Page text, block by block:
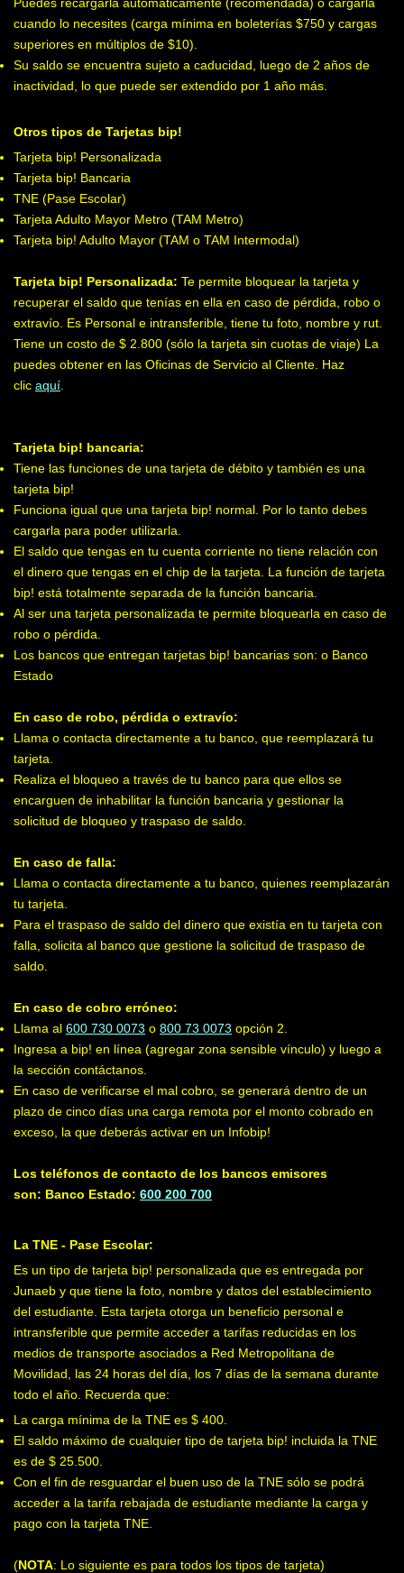
cuando lo necesites (carga mínima en boleterías $750 y cargas
superiores en múltiplos de $10).
Su saldo se encuentra sujeto a caducidad, luego de 2 años de
inactividad, lo que puede ser extendido por 1 año más.
Otros tipos de Tarjetas bip!
Tarjeta bip! Personalizada
Tarjeta bip! Bancaria
TNE (Pase Escolar)
Tarjeta Adulto Mayor Metro (TAM Metro)
Tarjeta bip! Adulto Mayor (TAM o TAM Intermodal)
Tarjeta bip! Personalizada: Te permite bloquear la tarjeta y
recuperar el saldo que tenías en ella en caso de pérdida, robo o
extravío. Es Personal e intransferible, tiene tu foto, nombre y rut.
Tiene un costo de $ 2.800 (sólo la tarjeta sin cuotas de viaje) La
puedes obtener en las Oficinas de Servicio al Cliente. Haz
clic aquí
Tarjeta bip! bancaria:
Tiene las funciones de una tarjeta de débito y también es una
tarjeta bip!
Funciona igual que una tarjeta bip! normal. Por lo tanto debes
cargarla para poder utilizarla.
El saldo que tengas en tu cuenta corriente no tiene relación con
el dinero que tengas en el chip de la tarjeta. La función de tarjeta
bip! está totalmente separada de la función bancaria.
Al ser una tarjeta personalizada te permite bloquearla en caso de
robo o pérdida.
Los bancos que entregan tarjetas bip! bancarias son: o Banco
Estado
En caso de robo, pérdida o extravío:
Llama o contacta directamente a tu banco, que reemplazará tu
tarjeta.
Realiza el bloqueo a través de tu banco para que ellos se
encarguen de inhabilitar la función bancaria y gestionar la
solicitud de bloqueo y traspaso de saldo.
En caso de falla:
Llama o contacta directamente a tu banco, quienes reemplazarán
tu tarjeta.
Para el traspaso de saldo del dinero que existía en tu tarjeta con
falla, solicita al banco que gestione la solicitud de traspaso de
saldo.
En caso de cobro erróneo:
Llama al 600 730 0073 o 800 73 0073 opción 2.
Ingresa a bip! en línea (agregar zona sensible vínculo) y luego a
la sección contáctanos.
En caso de verificarse el mal cobro, se generará dentro de un
plazo de cinco días una carga remota por el monto cobrado en
exceso, la que deberás activar en un Infobip!
Los teléfonos de contacto de los bancos emisores
son: Banco Estado: 600 200 700
La TNE - Pase Escolar:
Es un tipo de tarjeta bip! personalizada que es entregada por
Junaeb y que tiene la foto, nombre y datos del establecimiento
del estudiante. Esta tarjeta otorga un beneficio personal e
intransferible que permite acceder a tarifas reducidas en los
medios de transporte asociados a Red Metropolitana de
Movilidad, las 24 horas del día, los 7 días de la semana durante
todo el año. Recuerda que:
La carga mínima de la TNE es $ 400.
El saldo máximo de cualquier tipo de tarjeta bip! incluida la TNE
es de $ 25.500.
Con el fin de resguardar el buen uso de la TNE sólo se podrá
acceder a la tarifa rebajada de estudiante mediante la carga y
pago con la tarjeta TNE.
(NOTA: Lo siguiente es para todos los tipos de tarjeta)